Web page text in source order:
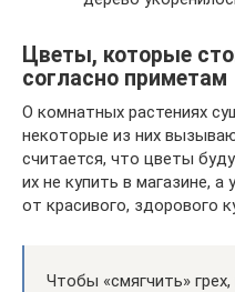
Цветы, которые
согласно приметам
О комнатных растениях
некоторые из них
считается, что цветы
их не купить в магазине,
от красивого, здорового
Чтобы «смягчить»